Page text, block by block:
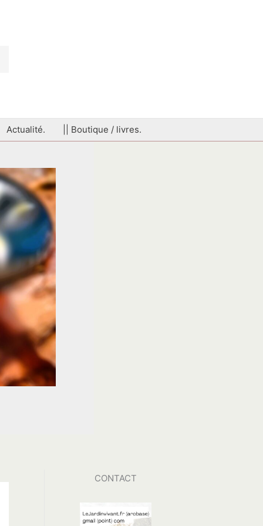
Actualité. || Boutique / livres.
CONTACT